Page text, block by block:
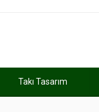
Takı Tasarım